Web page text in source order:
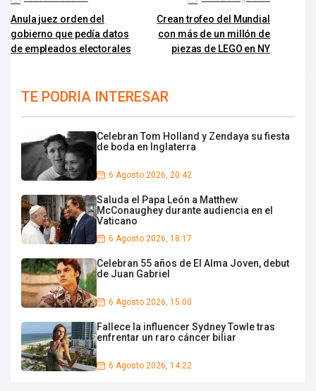
Anula juez orden del
gobierno que pedía datos
de empleados electorales
Crean trofeo del Mundial
con más de un millón de
piezas de LEGO en NY
TE PODRIA INTERESAR
Celebran Tom Holland y Zendaya su fiesta
de boda en Inglaterra
6 Agosto 2026, 20:42
Saluda el Papa León a Matthew
McConaughey durante audiencia en el
Vaticano
6 Agosto 2026, 18:17
Celebran 55 años de El Alma Joven, debut
de Juan Gabriel
6 Agosto 2026, 15:00
Fallece la influencer Sydney Towle tras
enfrentar un raro cáncer biliar
6 Agosto 2026, 14:22